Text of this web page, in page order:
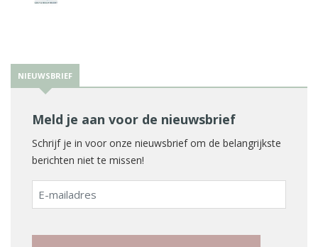
NIEUWSBRIEF
Meld je aan voor de nieuwsbrief
Schrijf je in voor onze nieuwsbrief om de belangrijkste
berichten niet te missen!
E-
mailadres